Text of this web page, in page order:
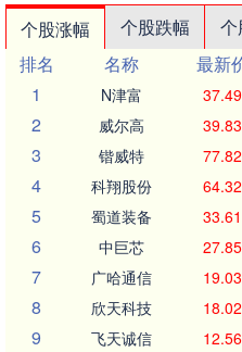
个股涨幅 个股跌幅 个
排名
名称 最新
1
N津富 37.49
2 威尔高 39.83
3 锴威特 77.82
4 科翔股份 64.32
5 蜀道装备 33.61
6 中巨芯 27.85
7 广哈通信 19.03
8 欣天科技 18.02
9 飞天诚信 12.56